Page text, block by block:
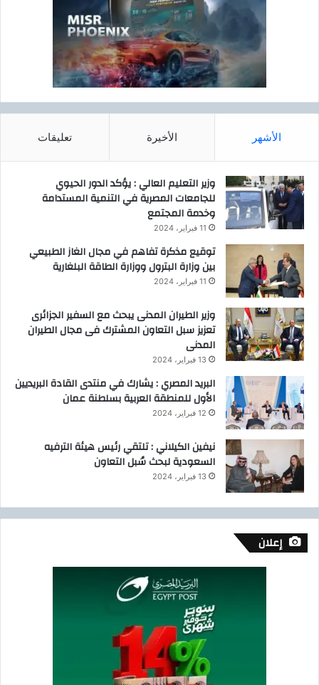
ل
ي
الأشهر الأخيرة تعليقات
وزير التعليم العالي : يؤكد الدور الحيوي
للجامعات المصرية في التنمية المستدامة
وخدمة المجتمع
11 فبراير، 2024
توقيع مذكرة تفاهم في مجال الغاز الطبيعي
بين وزارة البترول ووزارة الطاقة البلغارية
11 فبراير، 2024
وزير الطيران المدنى يبحث مع السفير الجزائرى
تعزيز سبل التعاون المشترك فى مجال الطيران
المدنى
13 فبراير، 2024
البريد المصري : يشارك في منتدى القادة البريديين
الأول للمنطقة العربية بسلطنة عمان
12 فبراير، 2024
نيفين الكيلاني : تلتقي رئيس هيئة الترفيه
السعودية لبحث سُبل التعاون
13 فبراير، 2024
إعلان